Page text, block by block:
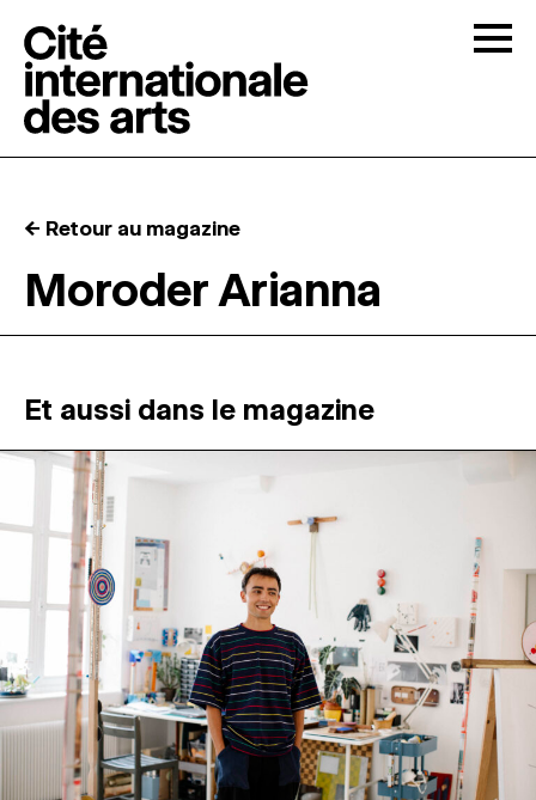
RÉSIDENCES ↓
ATELIERS OUVERTS
PROGRAMMATION
MAGAZINE
ESPACES DE PRATIQUE ARTISTIQUE ↓
Recherche
Connexion
← Retour au magazine
Moroder Arianna
Et aussi dans le magazine